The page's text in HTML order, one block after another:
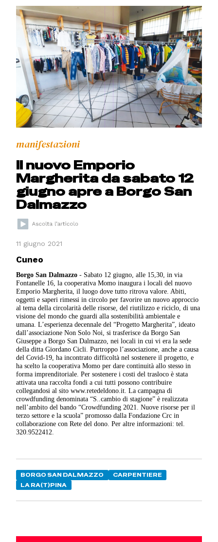
manifestazioni
Il nuovo Emporio
Margherita da sabato 12
giugno apre a Borgo San
Dalmazzo
11 giugno 2021
Cuneo
Borgo San Dalmazzo- Sabato 12 giugno, alle 15,30, in via
Fontanelle 16, la cooperativa Momo inaugura i locali del nuovo
Emporio Margherita, il luogo dove tutto ritrova valore. Abiti,
oggetti e saperi rimessi in circolo per favorire un nuovo approccio
al tema della circolarità delle risorse, del riutilizzo e riciclo, di una
visione del mondo che guardi alla sostenibilità ambientale e
umana. L’esperienza decennale del “Progetto Margherita”, ideato
dall’associazione Non Solo Noi, si trasferisce da Borgo San
Giuseppe a Borgo San Dalmazzo, nei locali in cui vi era la sede
della ditta Giordano Cicli. Purtroppo l’associazione, anche a causa
del Covid-19, ha incontrato difficoltà nel sostenere il progetto, e
ha scelto la cooperativa Momo per dare continuità allo stesso in
forma imprenditoriale. Per sostenere i costi del trasloco è stata
attivata una raccolta fondi a cui tutti possono contribuire
collegandosi al sito www.retedeldono.it. La campagna di
crowdfunding denominata “S..cambio di stagione” è realizzata
nell’ambito del bando “Crowdfunding 2021. Nuove risorse per il
terzo settore e la scuola” promosso dalla Fondazione Crc in
collaborazione con Rete del dono. Per altre informazioni: tel.
320.9522412.
BORGO SAN DALMAZZO
CARPENTIERE
LA RA(T)PINA